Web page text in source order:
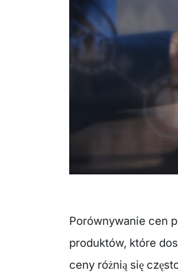
Porównywanie cen
produktów, które
ceny różnią się